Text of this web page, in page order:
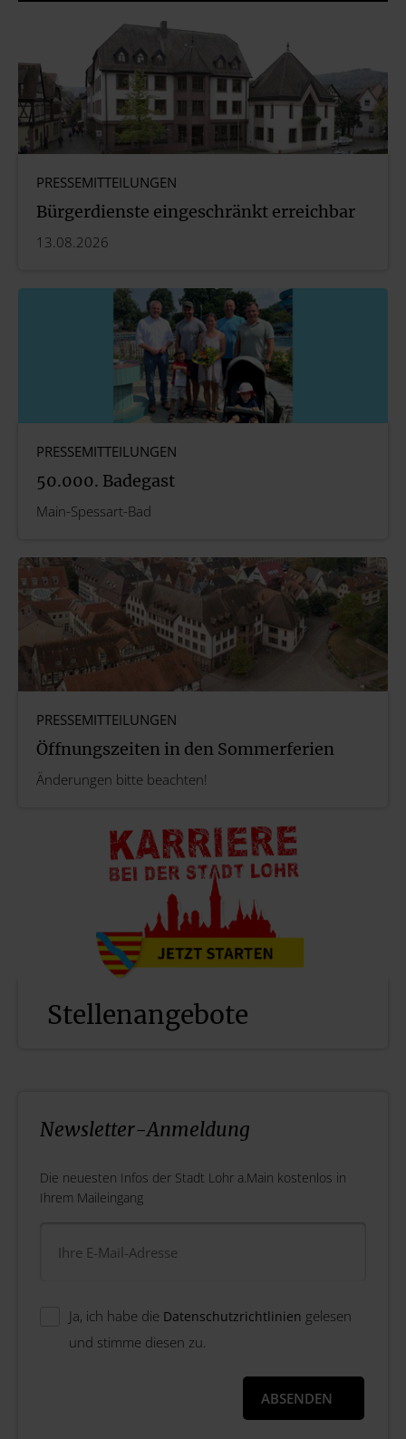
PRESSEMITTEILUNGEN
Bürgerdienste eingeschränkt erreichbar
13.08.2026
PRESSEMITTEILUNGEN
50.000. Badegast
Main-Spessart-Bad
PRESSEMITTEILUNGEN
Öffnungszeiten in den Sommerferien
Änderungen bitte beachten!
Stellenangebote
Newsletter-Anmeldung
Die neuesten Infos der Stadt Lohr a.Main kostenlos in
Ihrem Maileingang
Ja, ich habe die Datenschutzrichtlinien gelesen
und stimme diesen zu.